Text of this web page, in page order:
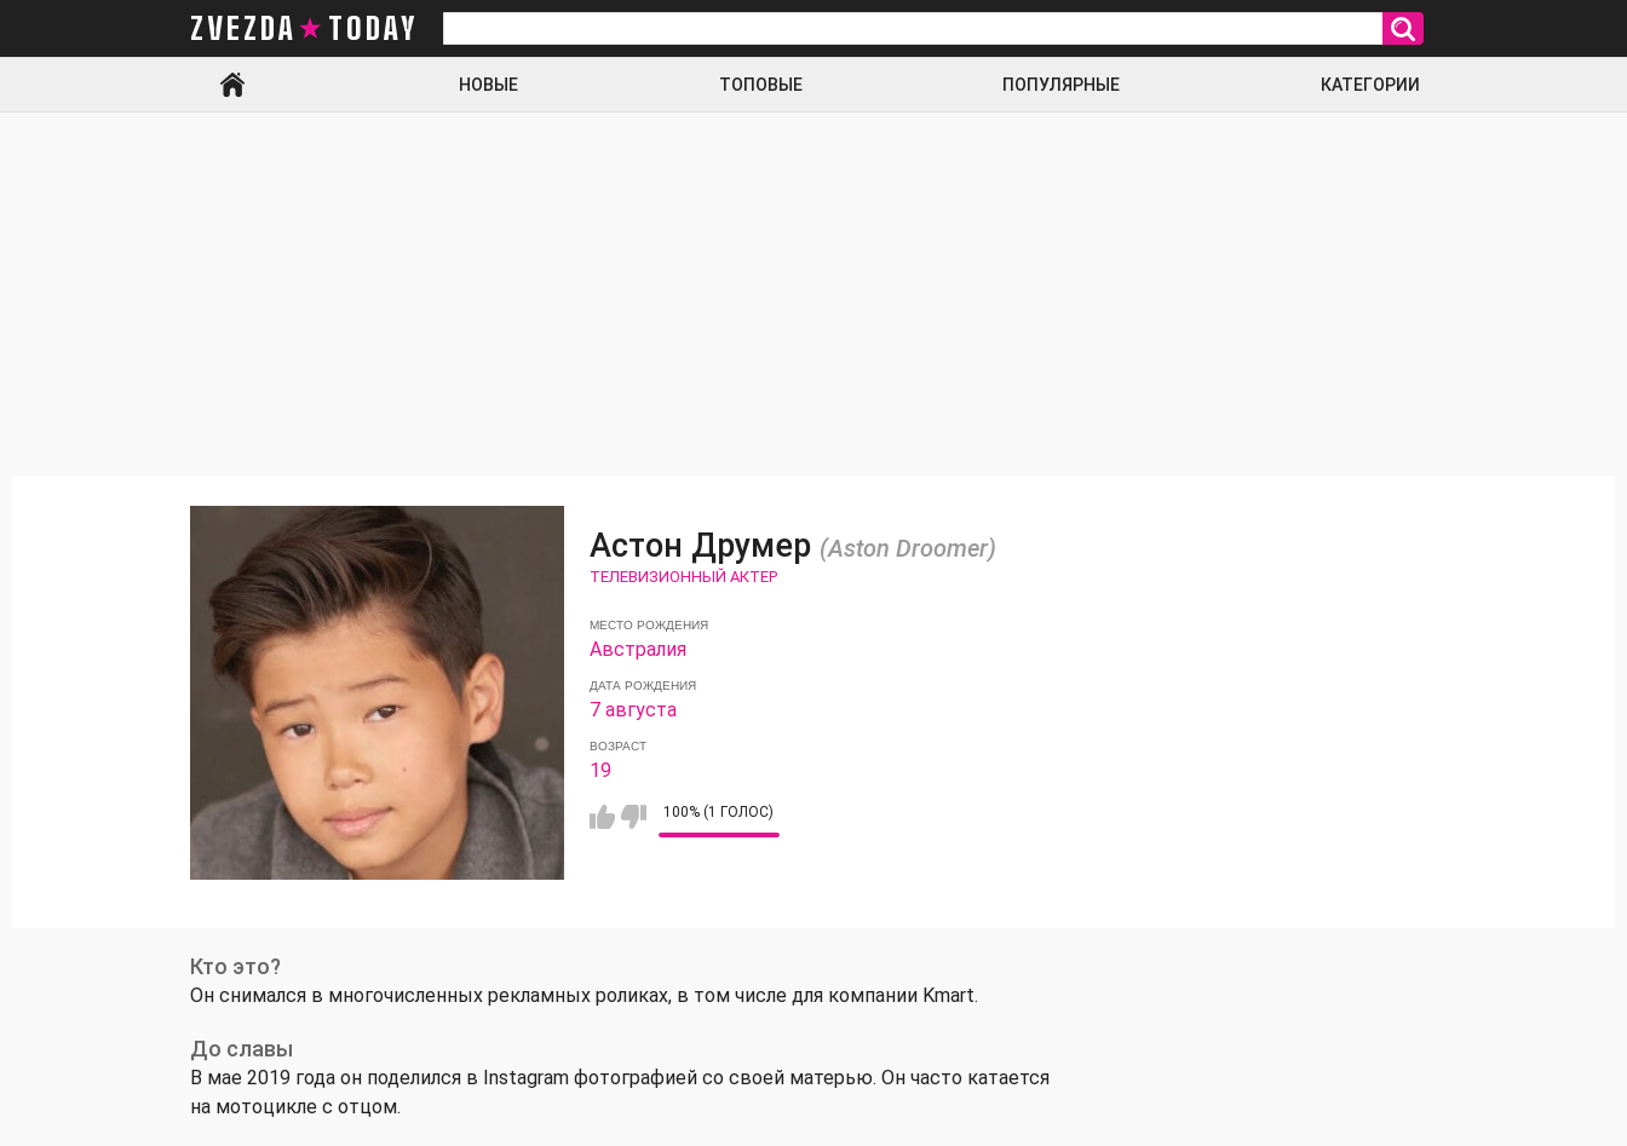
ZVEZDA TODAY
Искать
НОВЫЕ ТОПОВЫЕ ПОПУЛЯРНЫЕ КАТЕГОРИИ
Астон Друмер (Aston Droomer)
ТЕЛЕВИЗИОННЫЙ АКТЕР
МЕСТО РОЖДЕНИЯ
Австралия
ДАТА РОЖДЕНИЯ
7 августа
ВОЗРАСТ
19
100% (1 ГОЛОС)
Кто это?
Он снимался в многочисленных рекламных роликах, в том числе для компании Kmart.
До славы
В мае 2019 года он поделился в Instagram фотографией со своей матерью. Он часто катается
на мотоцикле с отцом.